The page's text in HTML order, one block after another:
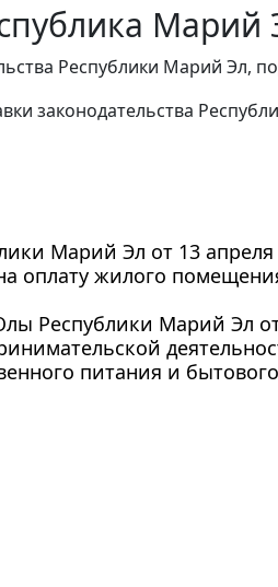
Марий
Республики Марий Эл,
законодательства
Марий Эл от 13
оплату жилого
Республики Марий Эл от
питания и